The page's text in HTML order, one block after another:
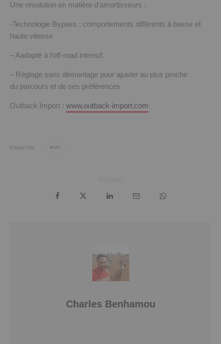
Une révolution en matière d’amortisseurs :
-Technologie Bypass : comportements différents à basse et
haute vitesse
– Aadapté à l’off-road intensif.
– Réglage sans démontage pour ajuster au plus proche
du parcours et de ses préférences
Outback Import : www.outback-import.com
ÉTIQUETTES 4X4
Charles Benhamou